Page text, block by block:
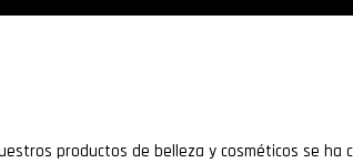
productos de belleza y cosméticos se ha